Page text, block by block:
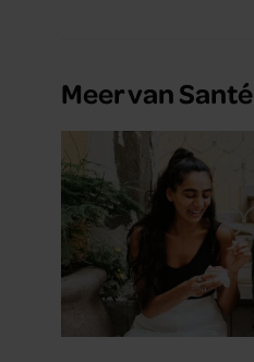
Meer van Santé